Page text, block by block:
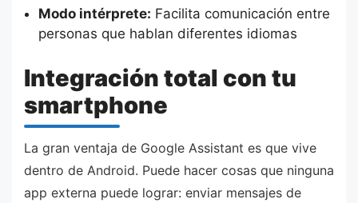
Modo intérprete: Facilita comunicación entre
personas que hablan diferentes idiomas
Integración total con tu
smartphone
La gran ventaja de Google Assistant es que vive
dentro de Android. Puede hacer cosas que ninguna
app externa puede lograr: enviar mensajes de